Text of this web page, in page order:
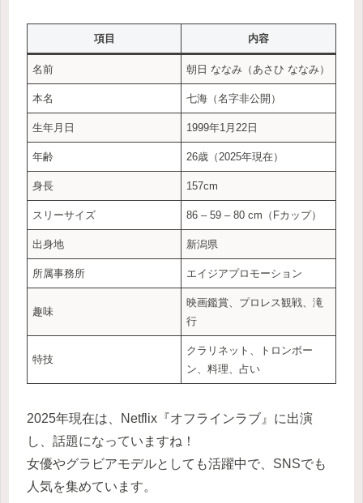
項目 内容
名前 朝日 ななみ（あさひ ななみ）
本名 七海（名字非公開）
生年月日 1999年1月22日
年齢 26歳（2025年現在）
身長 157cm
スリーサイズ 86 ‒ 59 ‒ 80 cm（Fカップ）
出身地 新潟県
所属事務所 エイジアプロモーション
趣味
映画鑑賞、プロレス観戦、滝
行
特技
クラリネット、トロンボー
ン、料理、占い
2025年現在は、Netflix『オフラインラブ』に出演
し、話題になっていますね！
女優やグラビアモデルとしても活躍中で、SNSでも
人気を集めています。